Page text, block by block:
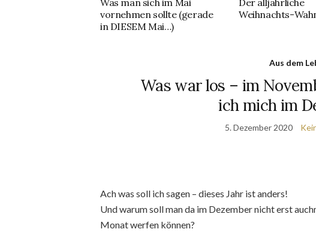
Was man sich im Mai
vornehmen sollte (gerade
in DIESEM Mai…)
Der alljährliche
Weihnachts-
Aus dem
Was war los – im
ich mich im
5. Dezember 2020
Ach was soll ich sagen – dieses Jahr ist anders!
Und warum soll man da im Dezember nicht erst
Monat werfen können?